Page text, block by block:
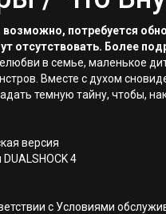
возможно, потребуется
отсутствовать. Более
в семье, маленькое
Вместе с духом
темную тайну, чтобы,
версия
4
с Условиями